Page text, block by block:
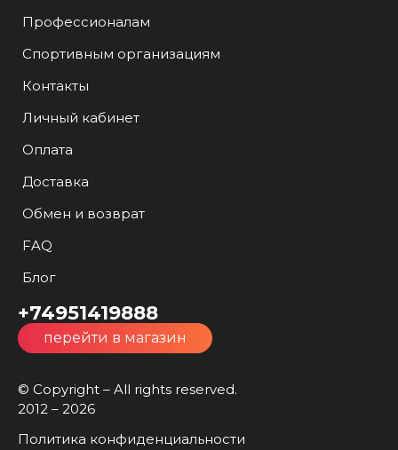
Профессионалам
Спортивным организациям
Контакты
Личный кабинет
Оплата
Доставка
Обмен и возврат
FAQ
Блог
+74951419888
перейти в магазин
© Copyright – All rights reserved.
2012 – 2026
Политика конфиденциальности